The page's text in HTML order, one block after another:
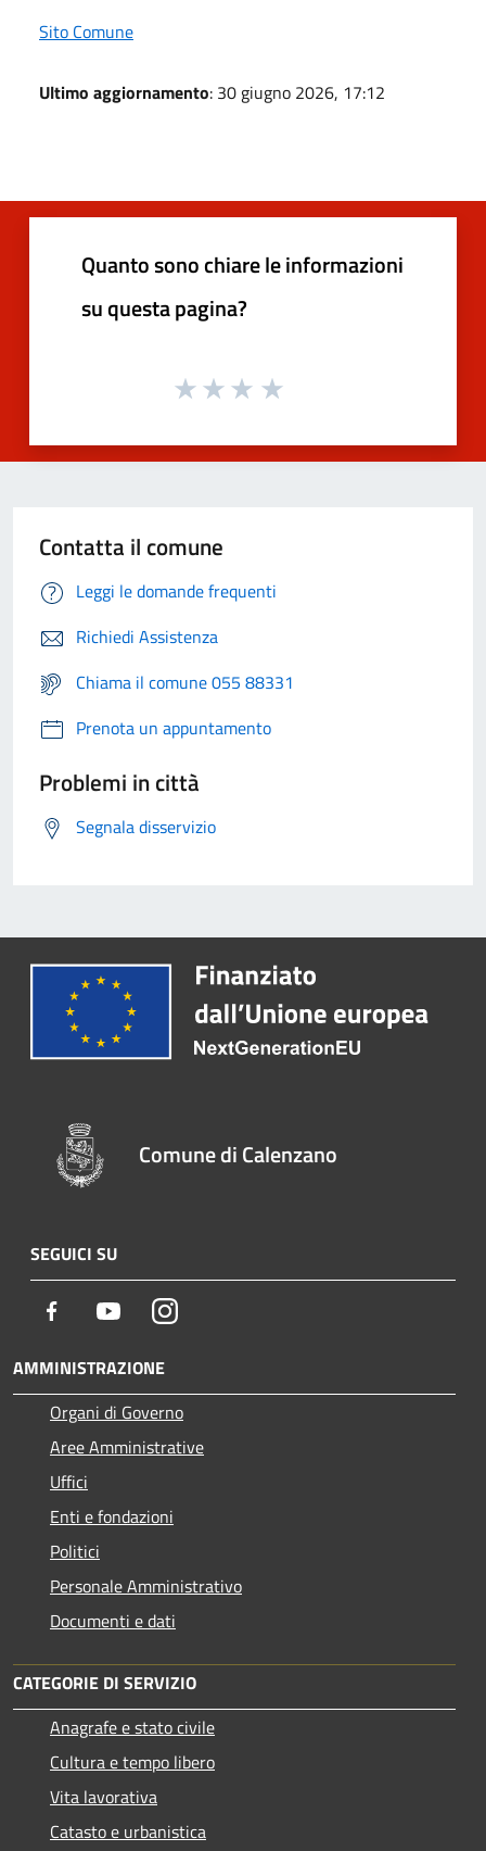
Sito Comune
Ultimo aggiornamento: 30 giugno 2026, 17:12
Quanto sono chiare le informazioni
su questa pagina?
Contatta il comune
Leggi le domande frequenti
Richiedi Assistenza
Chiama il comune 055 88331
Prenota un appuntamento
Problemi in città
Segnala disservizio
Comune di Calenzano
SEGUICI SU
Facebook YoutubeInstagram
AMMINISTRAZIONE
Organi di Governo
Aree Amministrative
Uffici
Enti e fondazioni
Politici
Personale Amministrativo
Documenti e dati
CATEGORIE DI SERVIZIO
Anagrafe e stato civile
Cultura e tempo libero
Vita lavorativa
Catasto e urbanistica